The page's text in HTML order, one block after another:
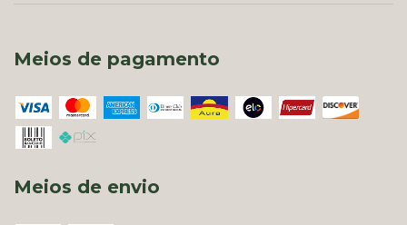
Meios de pagamento
Meios de envio